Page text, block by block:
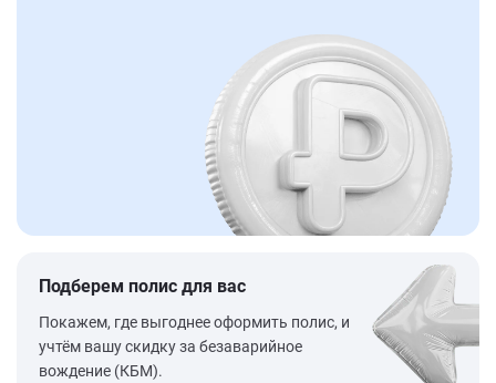
Подберем полис для вас
Покажем, где выгоднее оформить полис, и
учтём вашу скидку за безаварийное
вождение (КБМ).